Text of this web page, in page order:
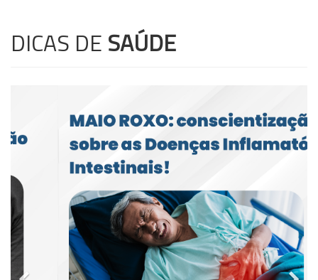
DICAS DE SAÚDE